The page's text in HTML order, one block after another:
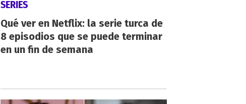
SERIES
Qué ver en Netflix: la serie turca de
8 episodios que se puede terminar
en un fin de semana